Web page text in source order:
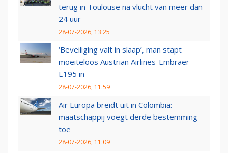
terug in Toulouse na vlucht van meer dan
24 uur
28-07-2026, 13:25
‘Beveiliging valt in slaap’, man stapt
moeiteloos Austrian Airlines-Embraer
E195 in
28-07-2026, 11:59
Air Europa breidt uit in Colombia:
maatschappij voegt derde bestemming
toe
28-07-2026, 11:09